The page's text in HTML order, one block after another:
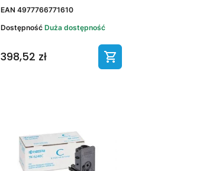
EAN 4977766771610
Dostępność Duża dostępność
398,52 zł